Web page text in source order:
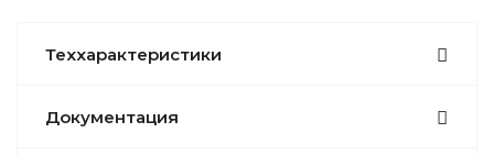
Теххарактеристики
Документация